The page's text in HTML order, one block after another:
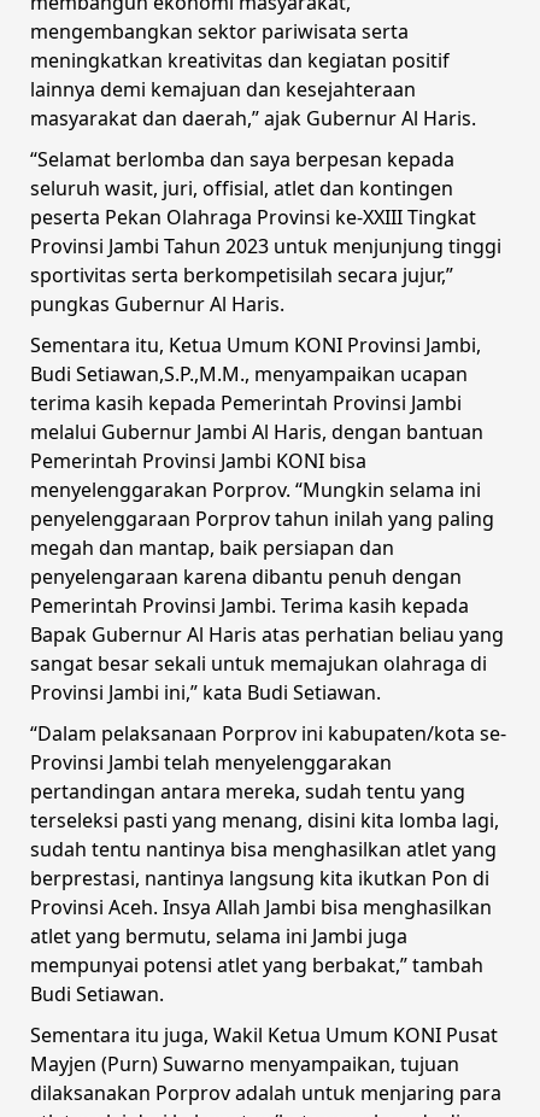
mengembangkan sektor pariwisata serta
meningkatkan kreativitas dan kegiatan positif
lainnya demi kemajuan dan kesejahteraan
masyarakat dan daerah,” ajak Gubernur Al Haris.
“Selamat berlomba dan saya berpesan kepada
seluruh wasit, juri, offisial, atlet dan kontingen
peserta Pekan Olahraga Provinsi ke-XXIII Tingkat
Provinsi Jambi Tahun 2023 untuk menjunjung tinggi
sportivitas serta berkompetisilah secara jujur,”
pungkas Gubernur Al Haris.
Sementara itu, Ketua Umum KONI Provinsi Jambi,
Budi Setiawan,S.P.,M.M., menyampaikan ucapan
terima kasih kepada Pemerintah Provinsi Jambi
melalui Gubernur Jambi Al Haris, dengan bantuan
Pemerintah Provinsi Jambi KONI bisa
menyelenggarakan Porprov. “Mungkin selama ini
penyelenggaraan Porprov tahun inilah yang paling
megah dan mantap, baik persiapan dan
penyelengaraan karena dibantu penuh dengan
Pemerintah Provinsi Jambi. Terima kasih kepada
Bapak Gubernur Al Haris atas perhatian beliau yang
sangat besar sekali untuk memajukan olahraga di
Provinsi Jambi ini,” kata Budi Setiawan.
“Dalam pelaksanaan Porprov ini kabupaten/kota se-
Provinsi Jambi telah menyelenggarakan
pertandingan antara mereka, sudah tentu yang
terseleksi pasti yang menang, disini kita lomba lagi,
sudah tentu nantinya bisa menghasilkan atlet yang
berprestasi, nantinya langsung kita ikutkan Pon di
Provinsi Aceh. Insya Allah Jambi bisa menghasilkan
atlet yang bermutu, selama ini Jambi juga
mempunyai potensi atlet yang berbakat,” tambah
Budi Setiawan.
Sementara itu juga, Wakil Ketua Umum KONI Pusat
Mayjen (Purn) Suwarno menyampaikan, tujuan
dilaksanakan Porprov adalah untuk menjaring para